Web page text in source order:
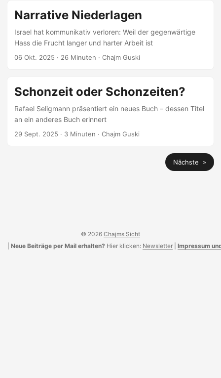
Narrative Niederlagen
Israel hat kommunikativ verloren: Weil der gegenwärtige
Hass die Frucht langer und harter Arbeit ist
06 Okt. 2025 · 26 Minuten · Chajm Guski
Schonzeit oder Schonzeiten?
Rafael Seligmann präsentiert ein neues Buch – dessen Titel
an ein anderes Buch erinnert
29 Sept. 2025 · 3 Minuten · Chajm Guski
Nächste »
© 2026 Chajms Sicht
Neue Beiträge per Mail erhalten? Hier klicken: Newsletter Impressum